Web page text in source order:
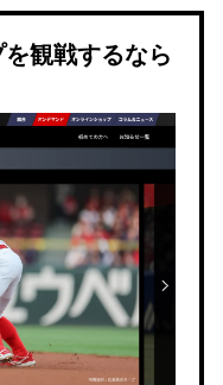
を観戦するなら